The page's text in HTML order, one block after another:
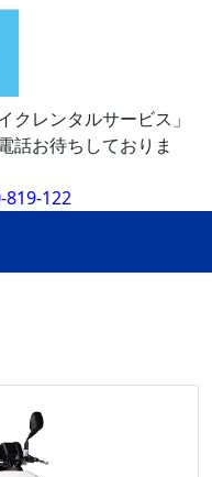
クレンタルサービス」
話お待ちしておりま
819-122